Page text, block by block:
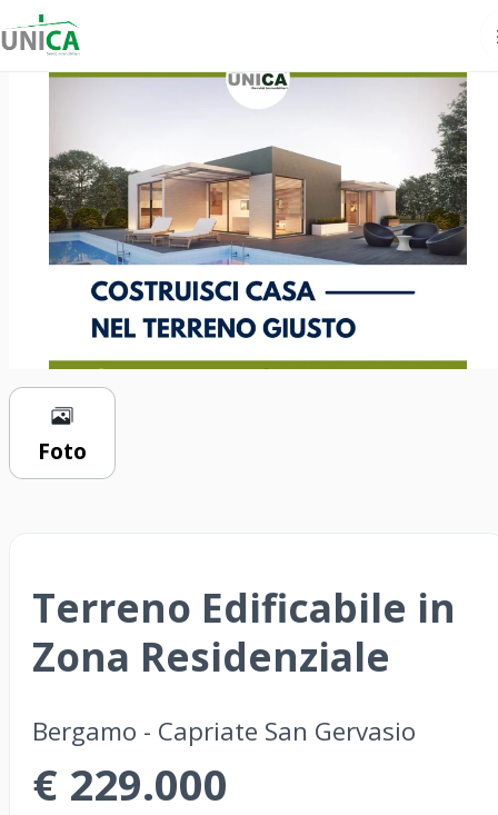
€ 229.000
0 locali
Foto
Terreno Edificabile in
Zona Residenziale
Bergamo - Capriate San Gervasio
€ 229.000